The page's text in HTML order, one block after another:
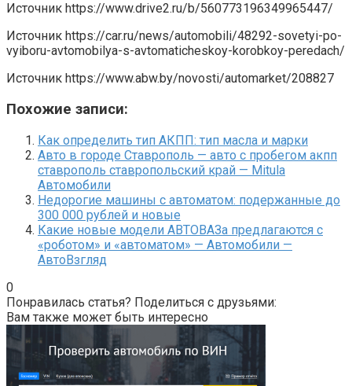
Источник https://www.drive2.ru/b/560773196349965447/
Источник https://car.ru/news/automobili/48292-sovetyi-po-
vyiboru-avtomobilya-s-avtomaticheskoy-korobkoy-peredach/
Источник https://www.abw.by/novosti/automarket/208827
Похожие записи:
Как определить тип АКПП: тип масла и марки
Авто в городе Ставрополь — авто с пробегом акпп
ставрополь ставропольский край — Mitula
Автомобили
Недорогие машины с автоматом: подержанные до
300 000 рублей и новые
Какие новые модели АВТОВАЗа предлагаются с
«роботом» и «автоматом» — Автомобили —
АвтоВзгляд
0
Понравилась статья? Поделиться с друзьями:
Вам также может быть интересно